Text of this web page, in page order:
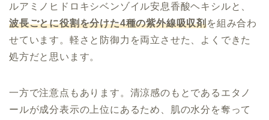
ルアミノヒドロキシベンゾイル安息香酸ヘキシルと、
波長ごとに役割を分けた4種の紫外線吸収剤を組み合わ
せています。軽さと防御力を両立させた、よくできた
処方だと思います。
一方で注意点もあります。清涼感のもとであるエタノ
ールが成分表示の上位にあるため、肌の水分を奪って